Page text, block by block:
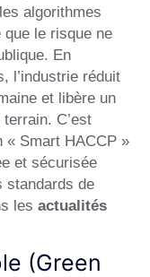
algorithmes
le risque ne
En
l’industrie réduit
et libère un
C’est
« Smart HACCP »
et sécurisée
standards de
les actualités
(Green